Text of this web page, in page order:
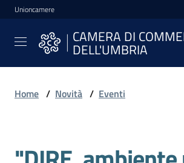
Vai al contenuto
Vai alla navigazione
Vai al footer
Unioncamere
CAMERA DI
DELL'UMBRIA
CAMERA DI
COMMERCIO
DELL'UMBRIA
Home / Novità / Eventi
Salta al contenuto